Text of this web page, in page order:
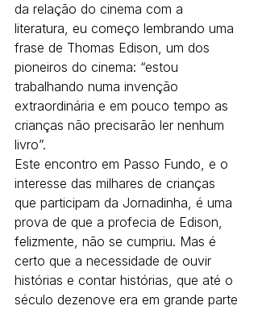
da relação do cinema com a
literatura, eu começo lembrando uma
frase de Thomas Edison, um dos
pioneiros do cinema: “estou
trabalhando numa invenção
extraordinária e em pouco tempo as
crianças não precisarão ler nenhum
livro”.
Este encontro em Passo Fundo, e o
interesse das milhares de crianças
que participam da Jornadinha, é uma
prova de que a profecia de Edison,
felizmente, não se cumpriu. Mas é
certo que a necessidade de ouvir
histórias e contar histórias, que até o
século dezenove era em grande parte